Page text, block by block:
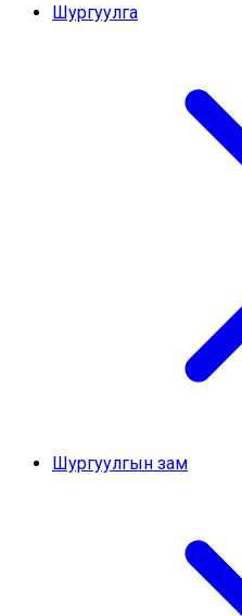
Шургуулга
Шургуулгын зам